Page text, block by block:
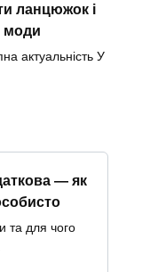
ланцюжок і
моди
актуальність У
— як
та для чого